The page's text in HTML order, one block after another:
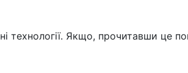
технології. Якщо, прочитавши це